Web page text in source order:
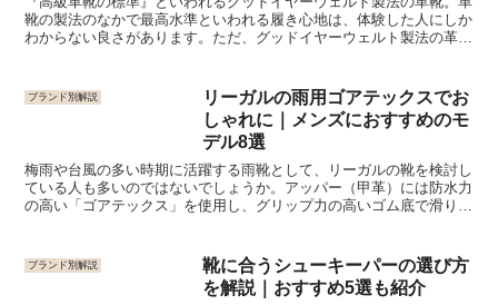
靴の製法のなかで最高水準といわれる履き心地は、体験した人にしか
わからない良さがあります。ただ、グッドイヤーウェルト製法の革靴
ブランド別解説
リーガルの雨用ゴアテックスでお
しゃれに｜メンズにおすすめのモ
デル8選
梅雨や台風の多い時期に活躍する雨靴として、リーガルの靴を検討し
ている人も多いのではないでしょうか。アッパー（甲革）には防水力
の高い「ゴアテックス」を使用し、グリップ力の高いゴム底で滑りや
ブランド別解説
靴に合うシューキーパーの選び方
を解説｜おすすめ5選も紹介